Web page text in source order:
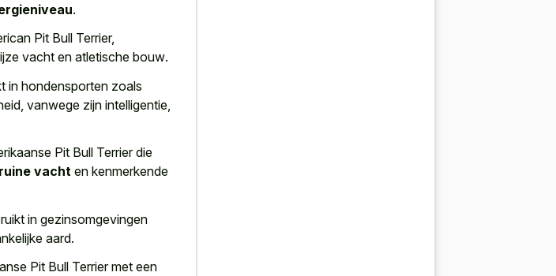
.
Pit Bull Terrier,
vacht en atletische bouw.
in hondensporten zoals
vanwege zijn intelligentie,
Pit Bull Terrier die
vacht en kenmerkende
in gezinsomgevingen
aard.
Pit Bull Terrier met een